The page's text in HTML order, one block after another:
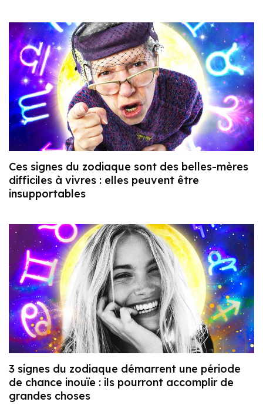
Ces signes du zodiaque sont des belles-mères
difficiles à vivres : elles peuvent être
insupportables
3 signes du zodiaque démarrent une période
de chance inouïe : ils pourront accomplir de
grandes choses